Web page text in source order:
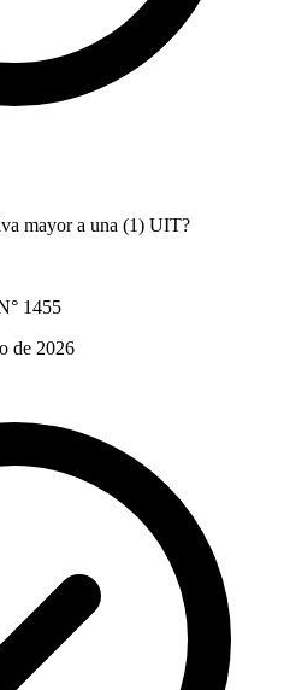
mayor a una (1) UIT?
1455
de 2026